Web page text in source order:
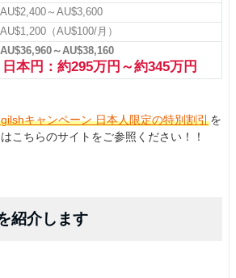
AU$2,400～AU$3,600
AU$1,200（AU$100/月）
AU$36,960～AU$38,160
日本円：約295万円～約345万円
キャンペーン 日本人限定の特別割引 を
こちらのサイトをご参照ください！！
紹介します